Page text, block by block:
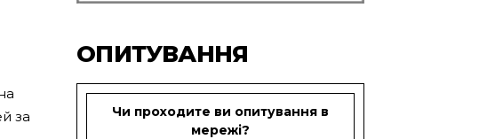
за
ОПИТУВАННЯ
Чи проходите ви опитування в
мережі?